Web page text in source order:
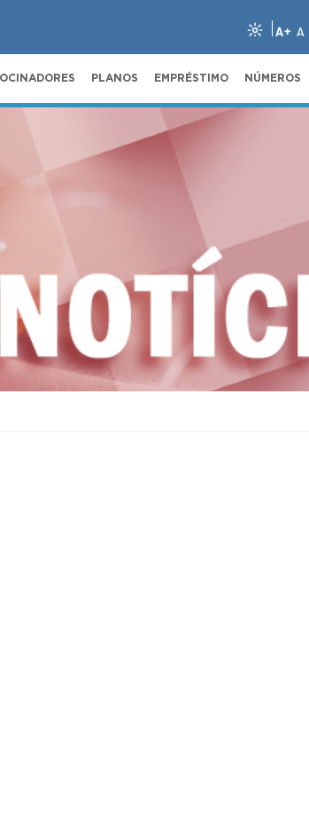
A+ A
PLANOS EMPRÉSTIMO NÚMEROS